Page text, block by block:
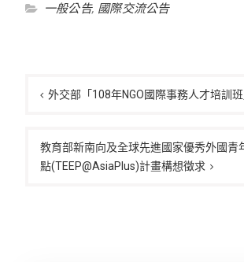
一般公告, 國際交流公告
章
覽
外交部「108年NGO國際事務人才培訓
教育部新南向及全球先進國家優秀外國青
點(TEEP@AsiaPlus)計畫構想徵求